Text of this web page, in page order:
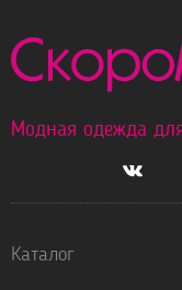
Модная одежда
Каталог